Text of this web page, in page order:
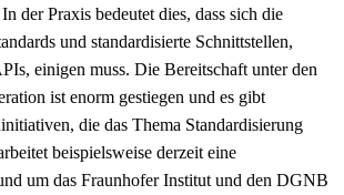
der Praxis bedeutet dies, dass sich die
und standardisierte Schnittstellen,
einigen muss. Die Bereitschaft unter den
ist enorm gestiegen und es gibt
die das Thema Standardisierung
beispielsweise derzeit eine
um das Fraunhofer Institut und den DGNB